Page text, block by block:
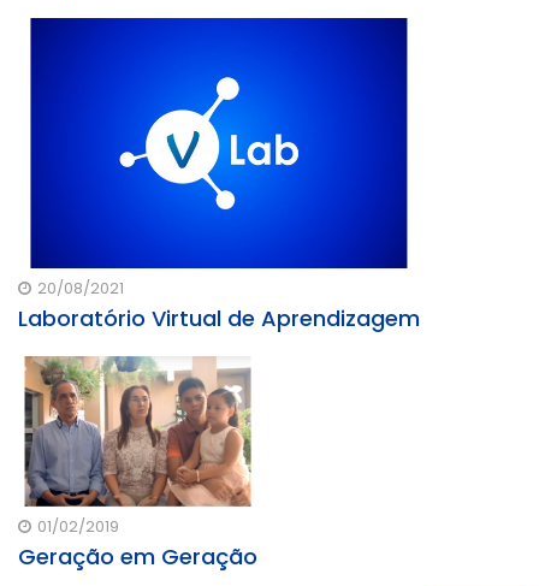
20/08/2021
Laboratório Virtual de Aprendizagem
01/02/2019
Geração em Geração